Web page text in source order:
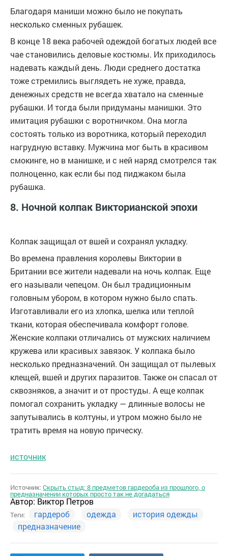
Благодаря маниши можно было не покупать
несколько сменных рубашек.
В конце 18 века рабочей одеждой богатых людей все
чае становились деловые костюмы. Их приходилось
надевать каждый день. Люди среднего достатка
тоже стремились выглядеть не хуже, правда,
денежных средств не всегда хватало на сменные
рубашки. И тогда были придуманы манишки. Это
имитация рубашки с воротничком. Она могла
состоять только из воротника, который переходил
нагрудную вставку. Мужчина мог быть в красивом
смокинге, но в манишке, и с ней наряд смотрелся так
полноценно, как если бы под пиджаком была
рубашка.
8. Ночной колпак Викторианской эпохи
Колпак защищал от вшей и сохранял укладку.
Во времена правления королевы Виктории в
Британии все жители надевали на ночь колпак. Еще
его называли чепецом. Он был традиционным
головным убором, в котором нужно было спать.
Изготавливали его из хлопка, шелка или теплой
ткани, которая обеспечивала комфорт голове.
Женские колпаки отличались от мужских наличием
кружева или красивых завязок. У колпака было
несколько предназначений. Он защищал от пылевых
клещей, вшей и других паразитов. Также он спасал от
сквозняков, а значит и от простуды. А еще колпак
помогал сохранить укладку — длинные волосы не
запутывались в колтуны, и утром можно было не
тратить время на новую прическу.
источник
Источник:Скрыть стыд: 8 предметов гардероба из прошлого, о
предназначении которых просто так не догадаться
Автор: Виктор Петров
Теги: гардероб одежда
история одежды
предназначение